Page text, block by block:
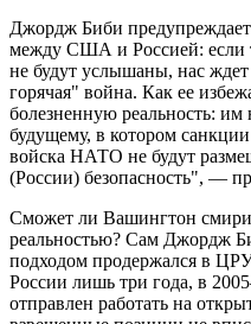
Джордж Биби
между США и Россией: если
не будут услышаны, нас
горячая" война. Как ее
болезненную реальность:
будущему, в котором
войска НАТО не будут
(России) безопасность", —
Сможет ли Вашингтон
реальностью? Сам Джордж
подходом продержался в ЦРУ
России лишь три года, в
отправлен работать на